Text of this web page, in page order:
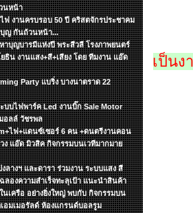
นหน้า
ไฟ งานครบรอบ 50 ปี คริสตจักรประชาคม
ญ กันถ้วนหน้า...
าบุญบารมีแห่งปี พระสีวลี โรงภาพยนตร์
ธิน งานแสง+สี+เสียง โดย ทีมงาน แอ๊ด
Party แบริ่ง บางนาตราด 22
ะบบไฟพาร์ค Led งานบิ๊ก Sale Motor
อลล์ วัชรพล
m+ไฟ+แดนซ์เซอร์ 6 คน +ดนตรีงานคอน
ง แอ๊ด มิวสิค กิจกรรมบนเวทีมากมาย
ลางฯ และดารา ร่วมงาน ระบบแสง สี
ลองความสำเร็จทะลุเป้า แนะนำสินค้า
นเครือ อย่างยิ่งใหญ่ พบกับ กิจกรรมบน
เอมเมอรัลด์ ห้องแกรนด์บอลรูม
เป็นง